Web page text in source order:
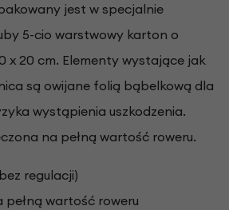
jest w specjalnie
5-cio warstwowy karton o
x 20 cm. Elementy wystające jak
są owijane folią bąbelkową dla
wystąpienia uszkodzenia.
na pełną wartość roweru.
regulacji)
wartość roweru